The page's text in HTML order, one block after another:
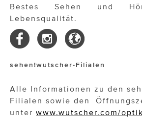
Bestes Sehen und
Lebensqualität.
sehen!wutscher-Filialen
Alle Informationen zu den
Filialen sowie den
unter www.wutscher.com/